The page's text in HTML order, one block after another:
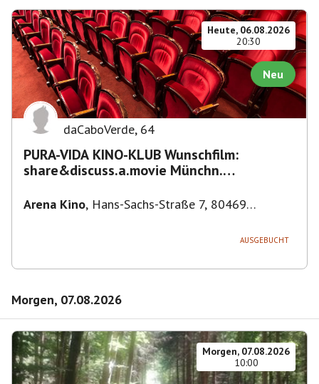
Heute, 06.08.2026
20:30
Neu
daCaboVerde, 64
PURA-VIDA KINO-KLUB Wunschfilm:
share&discuss.a.movie Münchn.
Arena Kino, Hans-Sachs-Straße 7, 80469
AUSGEBUCHT
Morgen, 07.08.2026
Morgen, 07.08.2026
10:00